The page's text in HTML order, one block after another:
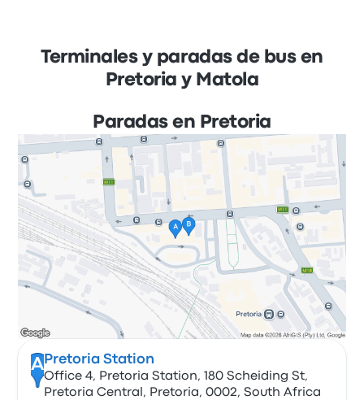
Terminales y paradas de bus en
Pretoria y Matola
Paradas en Pretoria
A Pretoria Station
Office 4, Pretoria Station, 180 Scheiding St,
Pretoria Central, Pretoria, 0002, South Africa